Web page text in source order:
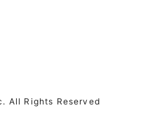
All Rights Reserved